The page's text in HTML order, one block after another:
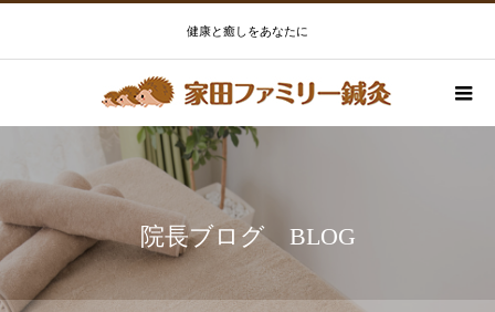
健康と癒しをあなたに
院長ブログ BLOG